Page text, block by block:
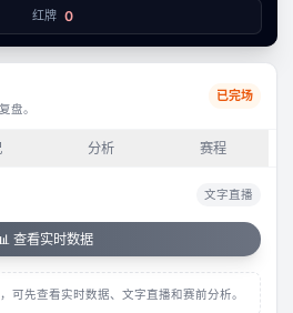
红牌 0
盘。
已完场
分析 赛程
文字直播
查看实时数据
可先查看实时数据、文字直播和赛前分析。